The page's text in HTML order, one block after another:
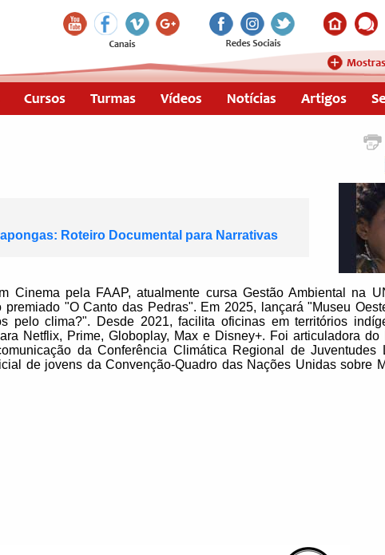
Roteiro Documental para Narrativas
Cinema pela FAAP, atualmente cursa Gestão Ambiental na
"O Canto das Pedras". Em 2025, lançará "Museu
pelo clima?". Desde 2021, facilita oficinas em territórios
Netflix, Prime, Globoplay, Max e Disney+. Foi articuladora do
da Conferência Climática Regional de Juventudes
de jovens da Convenção-Quadro das Nações Unidas sobre